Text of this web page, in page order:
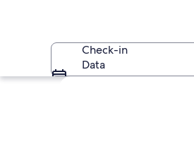
Check-in
Data
Explorar mapa